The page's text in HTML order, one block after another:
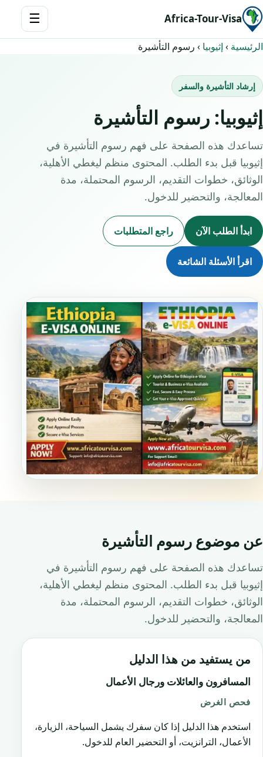
Africa-Tour-Visa
☰
الرئيسية › إثيوبيا › رسوم التأشيرة
إرشاد التأشيرة والسفر
إثيوبيا: رسوم التأشيرة
تساعدك هذه الصفحة على فهم رسوم التأشيرة في
إثيوبيا قبل بدء الطلب. المحتوى منظم ليغطي الأهلية،
الوثائق، خطوات التقديم، الرسوم المحتملة، مدة
المعالجة، والتحضير للدخول.
ابدأ الطلب الآن راجع المتطلبات
اقرأ الأسئلة الشائعة
عن موضوع رسوم التأشيرة
تساعدك هذه الصفحة على فهم رسوم التأشيرة في
إثيوبيا قبل بدء الطلب. المحتوى منظم ليغطي الأهلية،
الوثائق، خطوات التقديم، الرسوم المحتملة، مدة
المعالجة، والتحضير للدخول.
من يستفيد من هذا الدليل
المسافرون والعائلات ورجال الأعمال
فحص الغرض
استخدم هذا الدليل إذا كان سفرك يشمل السياحة، الزيارة،
الأعمال، الترانزيت، أو التحضير العام للدخول.